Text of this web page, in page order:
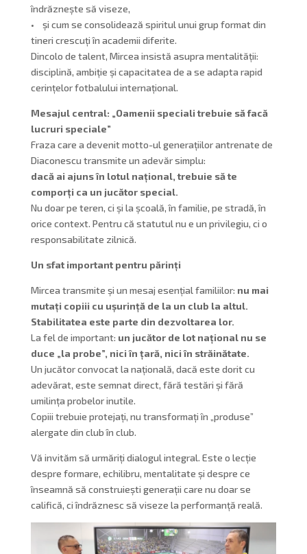
îndrăznește să viseze,
• și cum se consolidează spiritul unui grup format din
tineri crescuți în academii diferite.
Dincolo de talent, Mircea insistă asupra mentalității:
disciplină, ambiție și capacitatea de a se adapta rapid
cerințelor fotbalului internațional.
Mesajul central: „Oamenii speciali trebuie să facă
lucruri speciale”
Fraza care a devenit motto-ul generațiilor antrenate de
Diaconescu transmite un adevăr simplu:
dacă ai ajuns în lotul național, trebuie să te
comporți ca un jucător special.
Nu doar pe teren, ci și la școală, în familie, pe stradă, în
orice context. Pentru că statutul nu e un privilegiu, ci o
responsabilitate zilnică.
Un sfat important pentru părinți
Mircea transmite și un mesaj esențial familiilor: nu mai
mutați copiii cu ușurință de la un club la altul.
Stabilitatea este parte din dezvoltarea lor.
La fel de important: un jucător de lot național nu se
duce „la probe”, nici în țară, nici în străinătate.
Un jucător convocat la națională, dacă este dorit cu
adevărat, este semnat direct, fără testări și fără
umilința probelor inutile.
Copiii trebuie protejați, nu transformați în „produse”
alergate din club în club.
Vă invităm să urmăriți dialogul integral. Este o lecție
despre formare, echilibru, mentalitate și despre ce
înseamnă să construiești generații care nu doar se
califică, ci îndrăznesc să viseze la performanță reală.